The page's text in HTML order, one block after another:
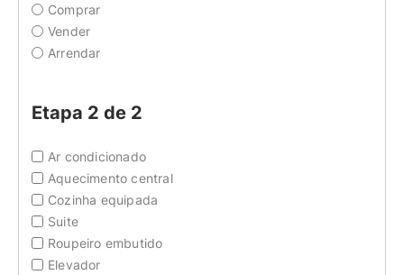
Comprar
Vender
Arrendar
Etapa 2 de 2
Ar condicionado
Aquecimento central
Cozinha equipada
Suite
Roupeiro embutido
Elevador